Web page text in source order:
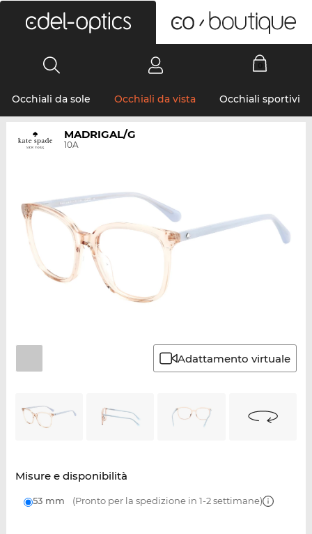
Occhiali da sole Occhiali da vista Occhiali sportivi
MADRIGAL/G
10A
Adattamento virtuale
Misure e disponibilità
53 mm (Pronto per la spedizione in 1-2 settimane)